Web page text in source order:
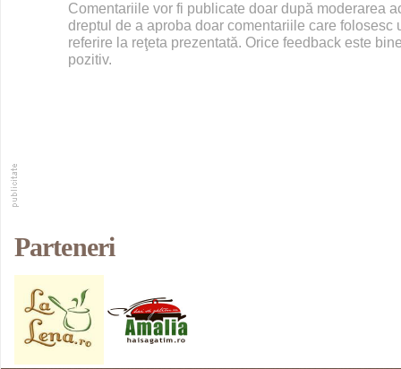
Comentariile vor fi publicate doar după moderarea
dreptul de a aproba doar comentariile care folosesc
referire la reţeta prezentată. Orice feedback este
pozitiv.
Parteneri